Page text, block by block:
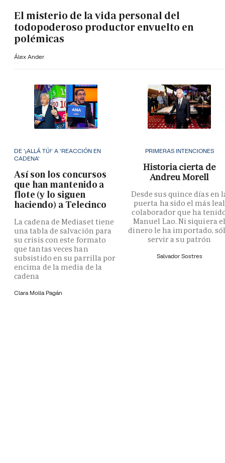
El misterio de la vida personal del
todopoderoso productor envuelto en
polémicas
Álex Ander
DE '¡ALLÁ TÚ!' A 'REACCIÓN EN
CADENA'
Así son los concursos
que han mantenido a
flote (y lo siguen
haciendo) a Telecinco
La cadena de Mediaset tiene
una tabla de salvación para
su crisis con este formato
que tantas veces han
subsistido en su parrilla por
encima de la media de la
cadena
Clara Molla Pagán
PRIMERAS INTENCIONES
Historia cierta de
Andreu Morell
Desde sus quince días en
puerta ha sido el más leal
colaborador que ha
Manuel Lao. Ni siquiera
dinero le ha importado,
servir a su patrón
Salvador Sostres